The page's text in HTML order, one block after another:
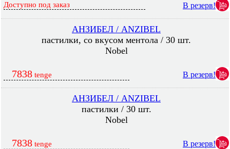
Доступно под заказ В резерв!
АНЗИБЕЛ / ANZIBEL
пастилки, со вкусом ментола / 30 шт.
Nobel
7838 tenge В резерв!
АНЗИБЕЛ / ANZIBEL
пастилки / 30 шт.
Nobel
7838 tenge В резерв!